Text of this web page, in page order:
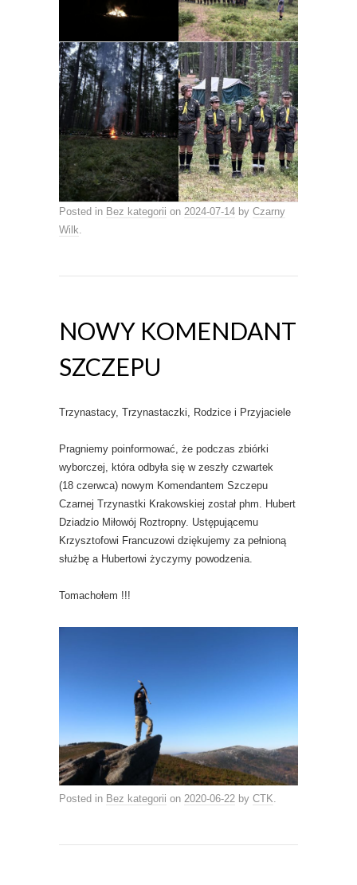
Posted in Bez kategorii on 2024-07-14 by Czarny
Wilk
NOWY KOMENDANT
SZCZEPU
Trzynastacy, Trzynastaczki, Rodzice i Przyjaciele
Pragniemy poinformować, że podczas zbiórki
wyborczej, która odbyła się w zeszły czwartek
(18 czerwca) nowym Komendantem Szczepu
Czarnej Trzynastki Krakowskiej został phm. Hubert
Dziadzio Miłowój Roztropny. Ustępującemu
Krzysztofowi Francuzowi dziękujemy za pełnioną
służbę a Hubertowi życzymy powodzenia.
Tomachołem !!!
Posted in Bez kategorii on 2020-06-22 by CTK.